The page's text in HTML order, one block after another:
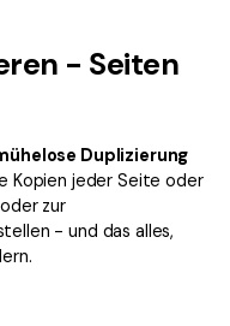
- Seiten
Duplizierung
Kopien jeder Seite oder
zur
- und das alles,